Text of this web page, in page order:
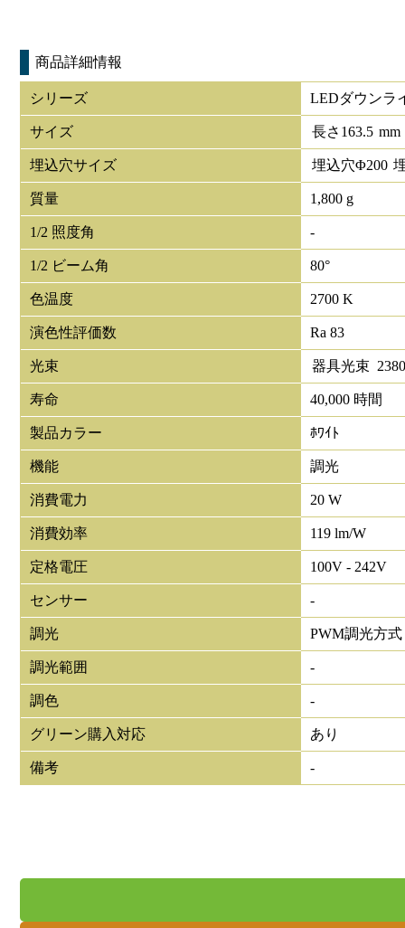
商品詳細情報
シリーズ LEDダウン
サイズ 長さ 163.5 mm
埋込穴サイズ 埋込穴Φ200
質量 1,800 g
1/2 照度角 -
1/2 ビーム角 80°
色温度 2700 K
演色性評価数 Ra 83
光束 器具光束
寿命 40,000 時間
製品カラー ﾎﾜｲﾄ
機能 調光
消費電力 20 W
消費効率 119 lm/W
定格電圧 100V - 242V
センサー -
調光 PWM調光方式
調光範囲 -
調色 -
グリーン購入対応 あり
備考 -